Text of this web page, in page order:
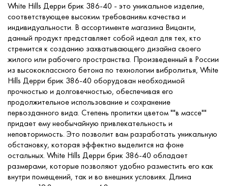
Контакты
White Hills Дерри брик 386-40 - это уникальное изделие,
соответствующее высоким требованиям качества и
индивидуальности. В ассортименте магазина Вицанти,
данный продукт представляет собой идеал для тех, кто
стремится к созданию захватывающего дизайна своего
жилого или рабочего пространства. Произведенный в России
из высококлассного бетона по технологии вибролитья, White
Hills Дерри брик 386-40 оборудован необходимой
прочностью и долговечностью, обеспечивая его
продолжительное использование и сохранение
первозданного вида. Степень пропитки цветом ""в массе""
придает ему необычайную привлекательность и
неповторимость. Это позволит вам разработать уникальную
обстановку, которая эффектно выделится на фоне
остальных. White Hills Дерри брик 386-40 обладает
размерами, которые позволяют удобно разместить его как
внутри помещений, так и во внешних условиях. Длина